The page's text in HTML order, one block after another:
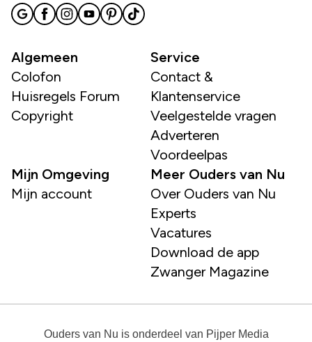
Algemeen
Colofon
Huisregels Forum
Copyright
Service
Contact &
Klantenservice
Veelgestelde vragen
Adverteren
Voordeelpas
Mijn Omgeving
Mijn account
Meer Ouders van Nu
Over Ouders van Nu
Experts
Vacatures
Download de app
Zwanger Magazine
Ouders van Nu is onderdeel van Pijper Media